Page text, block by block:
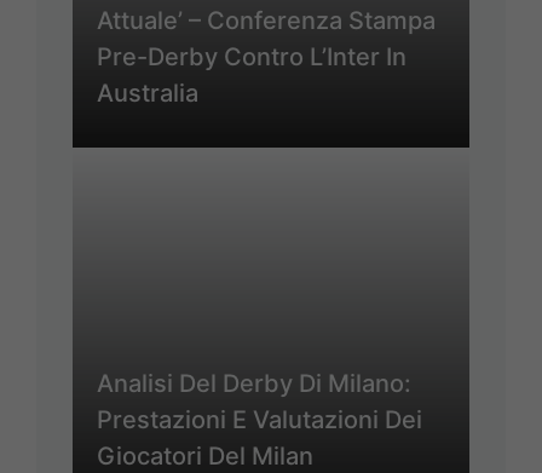
Attuale’ – Conferenza Stampa
Pre-Derby Contro L’Inter In
Australia
Analisi Del Derby Di Milano:
Prestazioni E Valutazioni Dei
Giocatori Del Milan